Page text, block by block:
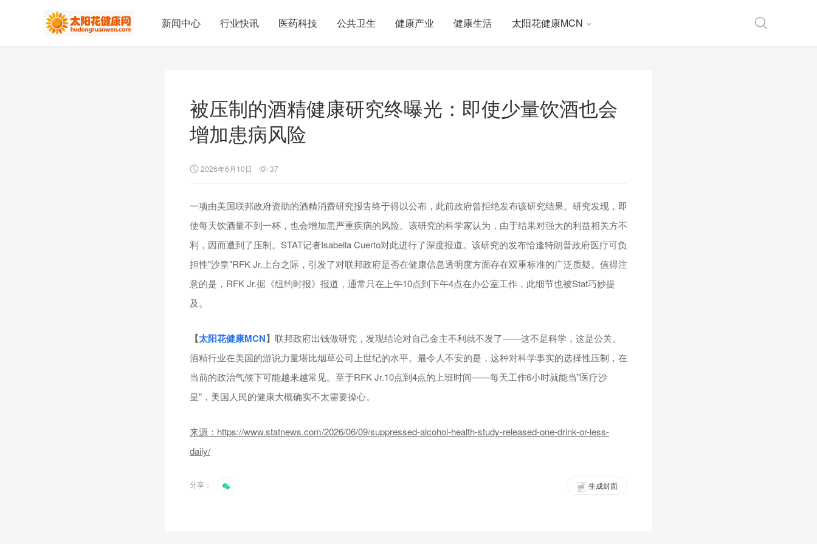
新闻中心 行业快讯 医药科技 公共卫生 健康产业 健康生活 太阳花健康MCN
被压制的酒精健康研究终曝光：即使少量饮酒也会
增加患病风险
2026年6月10日 37
一项由美国联邦政府资助的酒精消费研究报告终于得以公布，此前政府曾拒绝发布该研究结果。研究发现，即
使每天饮酒量不到一杯，也会增加患严重疾病的风险。该研究的科学家认为，由于结果对强大的利益相关方不
利，因而遭到了压制。STAT记者Isabella Cuerto对此进行了深度报道。该研究的发布恰逢特朗普政府医疗可负
担性"沙皇"RFK Jr.上台之际，引发了对联邦政府是否在健康信息透明度方面存在双重标准的广泛质疑。值得注
意的是，RFK Jr.据《纽约时报》报道，通常只在上午10点到下午4点在办公室工作，此细节也被Stat巧妙提
及。
【太阳花健康MCN】 联邦政府出钱做研究，发现结论对自己金主不利就不发了——这不是科学，这是公关。
酒精行业在美国的游说力量堪比烟草公司上世纪的水平。最令人不安的是，这种对科学事实的选择性压制，在
当前的政治气候下可能越来越常见。至于RFK Jr.10点到4点的上班时间——每天工作6小时就能当"医疗沙
皇"，美国人民的健康大概确实不太需要操心。
来源：https://www.statnews.com/2026/06/09/suppressed-alcohol-health-study-released-one-drink-or-less-
daily/
分享： 生成封面